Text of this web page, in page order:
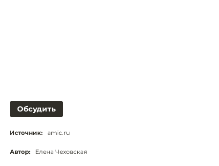
Обсудить
Источник: amic.ru
Автор: Елена Чеховская